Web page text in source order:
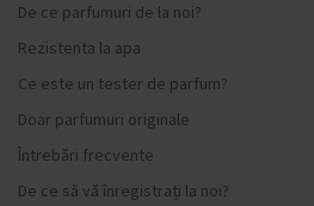
De ce parfumuri de la noi?
Rezistenta la apa
Ce este un tester de parfum?
Doar parfumuri originale
Întrebări frecvente
De ce să vă înregistrați la noi?